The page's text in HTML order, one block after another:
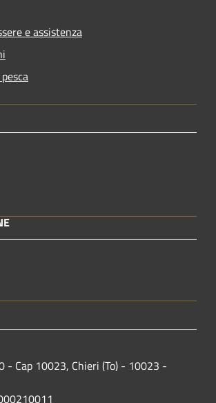
e assistenza
- Cap 10023, Chieri (To) - 10023 -